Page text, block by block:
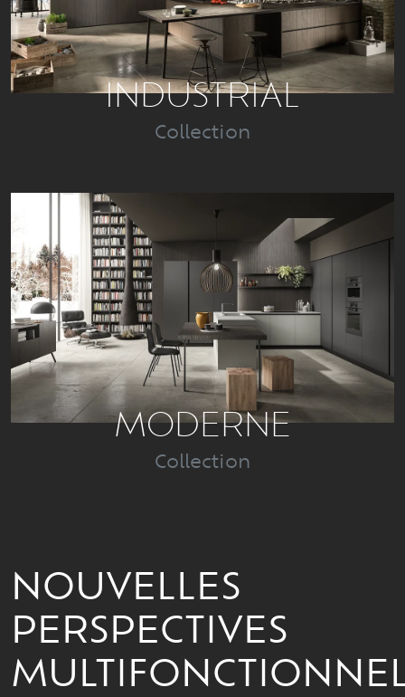
INDUSTRIAL
Collection
MODERNE
Collection
NOUVELLES
PERSPECTIVES